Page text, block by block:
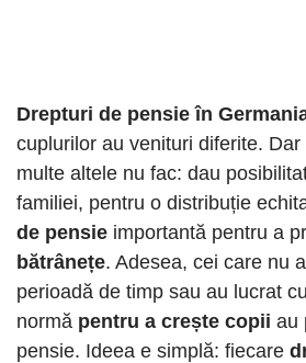
Drepturi de pensie în
cuplurilor au venituri diferite.
multe altele nu fac: dau
familiei, pentru o distribuție
de pensie importantă pentru a
bătrânețe. Adesea, cei care nu
perioadă de timp sau au lucrat
normă pentru a crește copii au
pensie. Ideea e simplă: fiecare